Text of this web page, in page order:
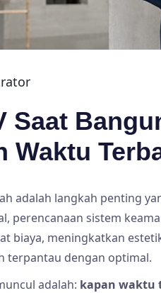
Saat
Waktu
adalah langkah penting
perencanaan sistem
biaya, meningkatkan
terpantau dengan optimal.
adalah: kapan waktu